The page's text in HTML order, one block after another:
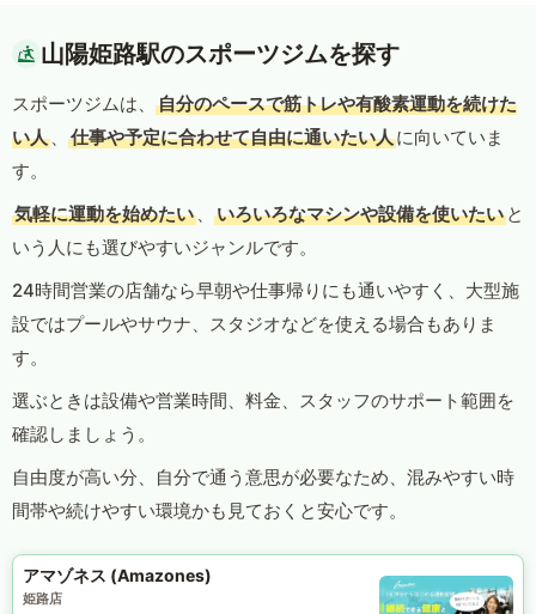
山陽姫路駅のスポーツジムを探す
スポーツジムは、
自分のペースで筋トレや有酸素運動を続けた
い人 、 仕事や予定に合わせて自由に通いたい人に向いていま
す。
気軽に運動を始めたい 、 いろいろなマシンや設備を使いたい と
いう人にも選びやすいジャンルです。
24時間営業の店舗なら早朝や仕事帰りにも通いやすく、大型施
設ではプールやサウナ、スタジオなどを使える場合もありま
す。
選ぶときは設備や営業時間、料金、スタッフのサポート範囲を
確認しましょう。
自由度が高い分、自分で通う意思が必要なため、混みやすい時
間帯や続けやすい環境かも見ておくと安心です。
アマゾネス (Amazones)
姫路店